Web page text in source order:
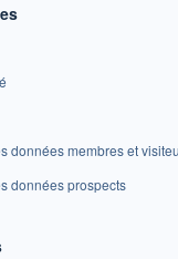
données membres et
données prospects